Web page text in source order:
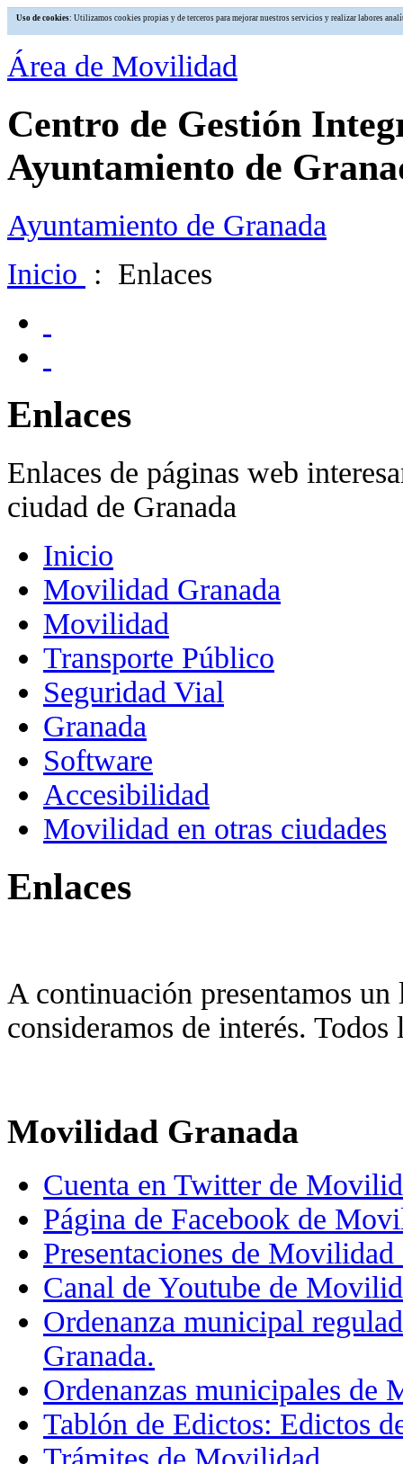
Uso de cookies: Utilizamos cookies propias y de terceros para mejorar nuestros servicios y realizar labores
Área de Movilidad
Centro de Gestión
Ayuntamiento de
Ayuntamiento de Granada
Inicio : Enlaces
Enlaces
Enlaces de páginas web
ciudad de Granada
Inicio
Movilidad Granada
Movilidad
Transporte Público
Seguridad Vial
Granada
Software
Accesibilidad
Movilidad en otras ciudades
Enlaces
A continuación presentamos
consideramos de interés.
Movilidad Granada
Cuenta en Twitter de
Página de Facebook de
Presentaciones de
Canal de Youtube de
Ordenanza municipal
Granada.
Ordenanzas municipales de
Tablón de Edictos: Edictos